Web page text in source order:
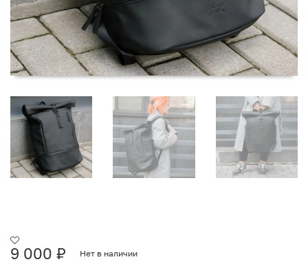
9 000 ₽ Нет в наличии